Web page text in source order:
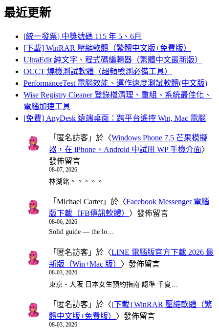
最近更新
[統一發票] 中獎號碼 115 年 5、6月
[下載] WinRAR 壓縮軟體（繁體中文版+免費版）
UltraEdit 純文字、程式碼編輯器（繁體中文最新版）
OCCT 燒機測試軟體（超頻檢測必備工具）
PerformanceTest 電腦效能、運作速度測試軟體(中文版)
Wise Registry Cleaner 登錄檔清理、重組、系統最佳化、
電腦加速工具
[免費] AnyDesk 遠端桌面：跨平台遙控 Win, Mac 電腦
「 匿名訪客 」於〈Windows Phone 7.5 芒果模擬
器，在 iPhone、Android 中試用 WP 手機介面〉
發佈留言
08-07, 2026
林湖銘。。。。。
「 Michael Carter」於〈Facebook Messenger 電腦
版下載（FB傳訊軟體） 〉發佈留言
08-06, 2026
Solid guide — the lo…
「 匿名訪客 」於〈LINE 電腦版官方下載 2026 最
新版（Win+Mac 版） 〉發佈留言
08-03, 2026
東京・大阪 日本女生預約指南 認準 千夏…
「 匿名訪客 」於〈[下載] WinRAR 壓縮軟體（繁
體中文版+免費版） 〉發佈留言
08-03, 2026